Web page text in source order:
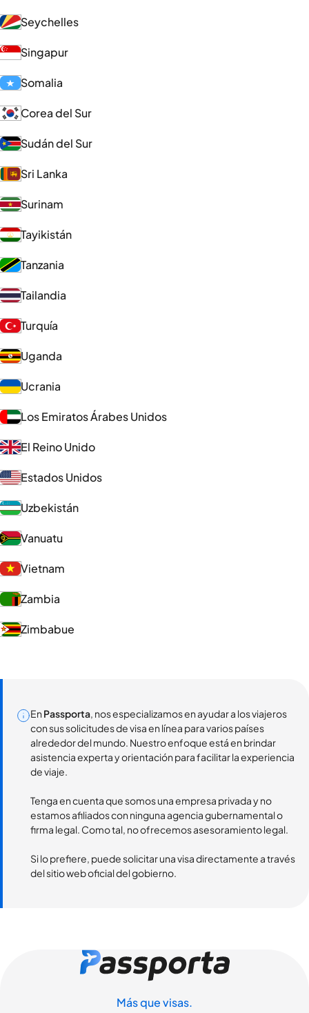
Seychelles
Singapur
Somalia
Corea del Sur
Sudán del Sur
Sri Lanka
Surinam
Tayikistán
Tanzania
Tailandia
Turquía
Uganda
Ucrania
Los Emiratos Árabes Unidos
El Reino Unido
Estados Unidos
Uzbekistán
Vanuatu
Vietnam
Zambia
Zimbabue
En Passporta, nos especializamos en ayudar a los viajeros
con sus solicitudes de visa en línea para varios países
alrededor del mundo. Nuestro enfoque está en brindar
asistencia experta y orientación para facilitar la experiencia
de viaje.
Tenga en cuenta que somos una empresa privada y no
estamos afiliados con ninguna agencia gubernamental o
firma legal. Como tal, no ofrecemos asesoramiento legal.
Si lo prefiere, puede solicitar una visa directamente a través
del sitio web oficial del gobierno.
Más que visas.